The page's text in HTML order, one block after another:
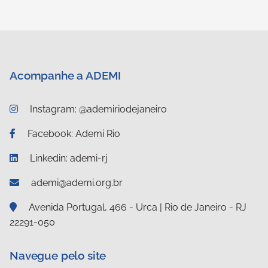
Acompanhe a ADEMI
Instagram: @ademiriodejaneiro
Facebook: Ademi Rio
Linkedin: ademi-rj
ademi@ademi.org.br
Avenida Portugal, 466 - Urca | Rio de Janeiro - RJ
22291-050
Navegue pelo site